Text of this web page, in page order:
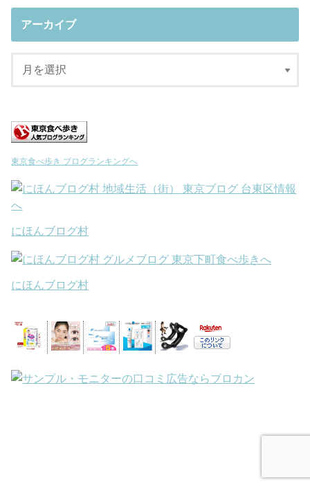
アーカイブ
東京食べ歩き ブログランキングへ
にほんブログ村
にほんブログ村